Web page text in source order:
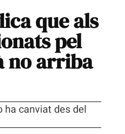
que als
pel
no arriba
canviat des del